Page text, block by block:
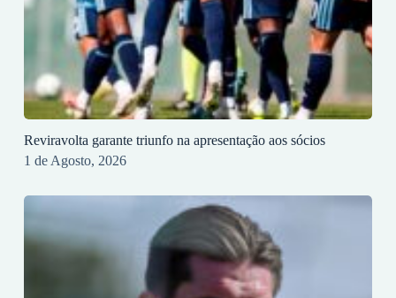
Reviravolta garante triunfo na apresentação aos sócios
1 de Agosto, 2026